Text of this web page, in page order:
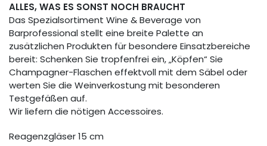
ALLES, WAS ES SONST NOCH BRAUCHT
Das Spezialsortiment Wine & Beverage von
Barprofessional stellt eine breite Palette an
zusätzlichen Produkten für besondere Einsatzbereiche
bereit: Schenken Sie tropfenfrei ein, „Köpfen“ Sie
Champagner-Flaschen effektvoll mit dem Säbel oder
werten Sie die Weinverkostung mit besonderen
Testgefäßen auf.
Wir liefern die nötigen Accessoires.
Reagenzgläser 15 cm